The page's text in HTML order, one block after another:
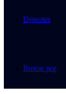
Deportes
Buscar por